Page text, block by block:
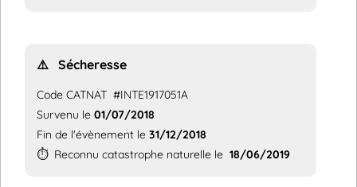
⚠️ Sécheresse
Code CATNAT #INTE1917051A
Survenu le 01/07/2018
Fin de l'évènement le 31/12/2018
⏱️ Reconnu catastrophe naturelle le 18/06/2019